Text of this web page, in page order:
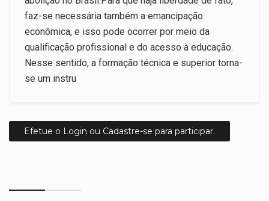
faz-se necessária também a emancipação
econômica, e isso pode ocorrer por meio da
qualificação profissional e do acesso à educação.
Nesse sentido, a formação técnica e superior torna-
se um instru
Efetue o Login ou Cadastre-se para participar.